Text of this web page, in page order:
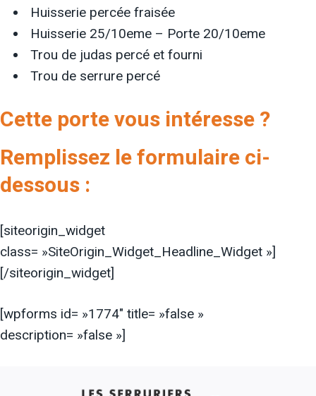
Huisserie percée fraisée
Huisserie 25/10eme – Porte 20/10eme
Trou de judas percé et fourni
Trou de serrure percé
Cette porte vous intéresse ?
Remplissez le formulaire ci-
dessous :
[siteorigin_widget
class= »SiteOrigin_Widget_Headline_Widget »]
[/siteorigin_widget]
[wpforms id= »1774″ title= »false »
description= »false »]